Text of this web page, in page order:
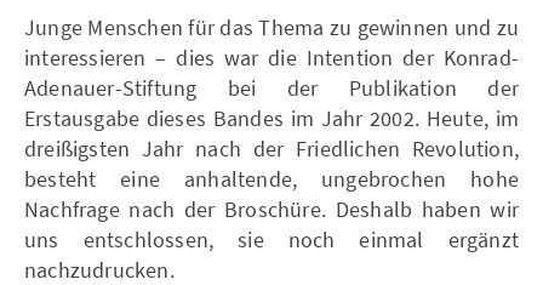
Junge Menschen für das Thema zu gewinnen und zu
interessieren – dies war die Intention der Konrad-
Adenauer-Stiftung bei der Publikation der
Erstausgabe dieses Bandes im Jahr 2002. Heute, im
dreißigsten Jahr nach der Friedlichen Revolution,
besteht eine anhaltende, ungebrochen hohe
Nachfrage nach der Broschüre. Deshalb haben wir
uns entschlossen, sie noch einmal ergänzt
nachzudrucken.